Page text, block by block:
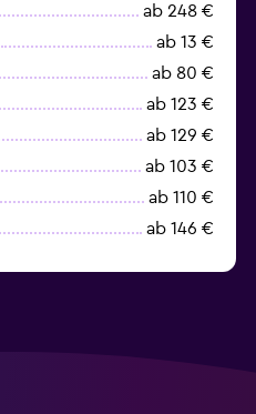
ab 248 €
ab 13 €
ab 80 €
ab 123 €
ab 129 €
ab 103 €
ab 110 €
ab 146 €